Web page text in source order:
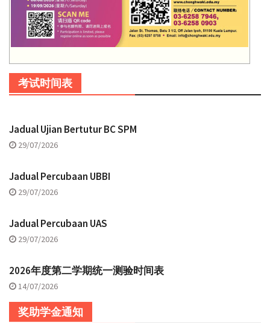
考试时间表
Jadual Ujian Bertutur BC SPM
29/07/2026
Jadual Percubaan UBBI
29/07/2026
Jadual Percubaan UAS
29/07/2026
2026年度第二学期统一测验时间表
14/07/2026
奖助学金通知